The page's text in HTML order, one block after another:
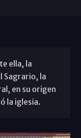
ella, la
Sagrario, la
en su origen
la iglesia.